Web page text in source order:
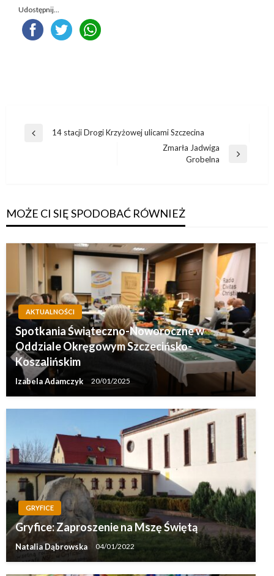
Udostępnij...
Nawigacja
Poprzedni14 stacji Drogi Krzyżowej ulicami Szczecina
Zmarła Jadwiga
Grobelna
MOŻE CI SIĘ SPODOBAĆ RÓWNIEŻ
AKTUALNOŚCI
Spotkania Świąteczno-Noworoczne w
Oddziale Okręgowym Szczecińsko-
Koszalińskim
Izabela Adamczyk 20/01/2025
GRYFICE
Gryfice: Zaproszenie na Mszę Świętą
Natalia Dąbrowska 04/01/2022